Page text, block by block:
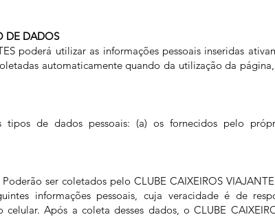
DE DADOS
poderá utilizar as informações pessoais inseridas
automaticamente quando da utilização da
de dados pessoais: (a) os fornecidos pelo
ser coletados pelo CLUBE CAIXEIROS
informações pessoais, cuja veracidade é de
Após a coleta desses dados, o CLUBE